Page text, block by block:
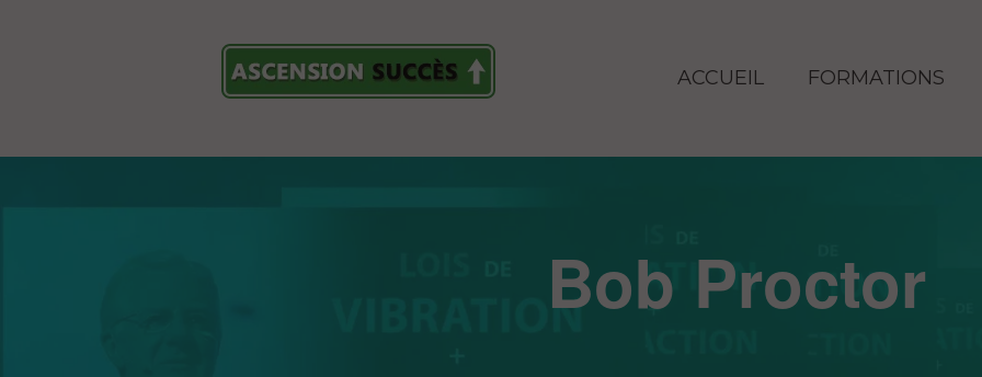
ACCUEIL FORMATIONS
Bob Proctor